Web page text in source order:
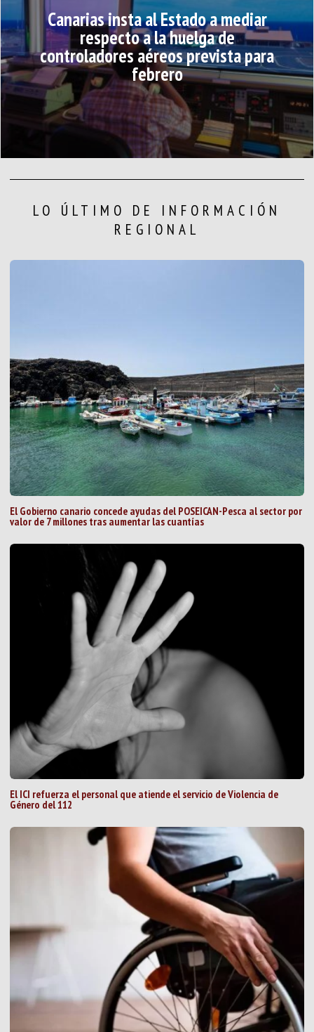
Canarias insta al Estado a mediar
respecto a la huelga de
controladores aéreos prevista para
febrero
LO ÚLTIMO DE INFORMACIÓN
REGIONAL
El Gobierno canario concede ayudas del POSEICAN-Pesca al sector por
valor de 7 millones tras aumentar las cuantías
El ICI refuerza el personal que atiende el servicio de Violencia de
Género del 112